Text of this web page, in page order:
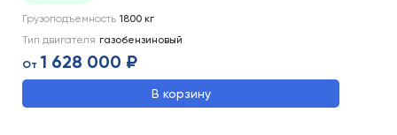
Грузоподъемность 1800 кг
Тип двигателя газобензиновый
От 1 628 000 ₽
В корзину